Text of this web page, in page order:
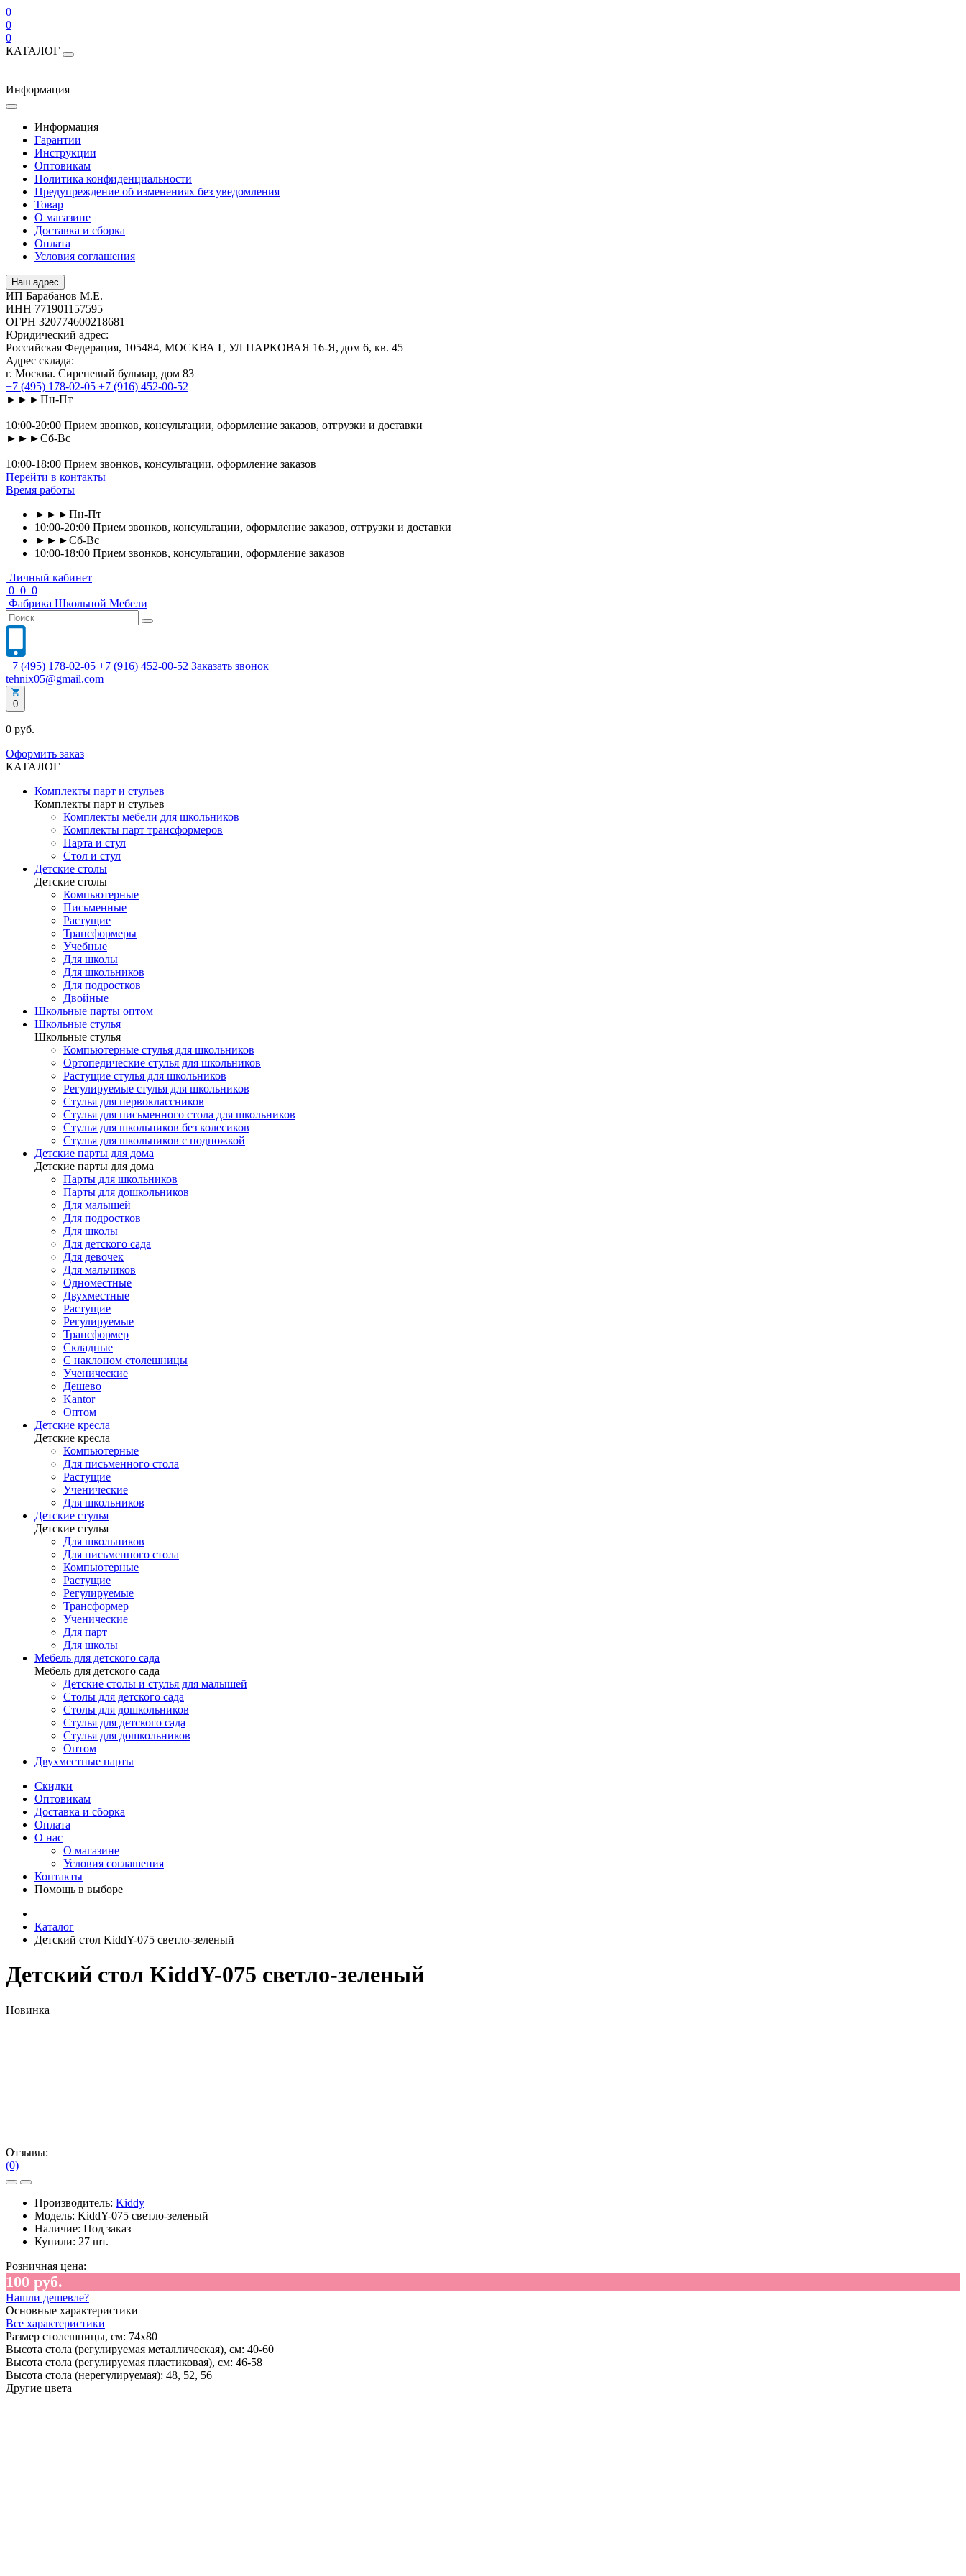
0
0
0
КАТАЛОГ
Информация
Информация
Гарантии
Инструкции
Оптовикам
Политика конфиденциальности
Предупреждение об изменениях без уведомления
Товар
О магазине
Доставка и сборка
Оплата
Условия соглашения
Наш адрес
ИП Барабанов М.Е.
ИНН 771901157595
ОГРН 320774600218681
Юридический адрес:
Российская Федерация, 105484, МОСКВА Г, УЛ ПАРКОВАЯ 16-Я, дом 6, кв. 45
Адрес склада:
г. Москва. Сиреневый бульвар, дом 83
+7 (495) 178-02-05 +7 (916) 452-00-52
►►►Пн-Пт
10:00-20:00 Прием звонков, консультации, оформление заказов, отгрузки и доставки
►►►Сб-Вс
10:00-18:00 Прием звонков, консультации, оформление заказов
Перейти в контакты
Время работы
►►►Пн-Пт
10:00-20:00 Прием звонков, консультации, оформление заказов, отгрузки и доставки
►►►Сб-Вс
10:00-18:00 Прием звонков, консультации, оформление заказов
Личный кабинет
0 0 0
Фабрика Школьной Мебели
+7 (495) 178-02-05 +7 (916) 452-00-52 Заказать звонок
tehnix05@gmail.com
0
0 руб.
Оформить заказ
КАТАЛОГ
Комплекты парт и стульев
Комплекты парт и стульев
Комплекты мебели для школьников
Комплекты парт трансформеров
Парта и стул
Стол и стул
Детские столы
Детские столы
Компьютерные
Письменные
Растущие
Трансформеры
Учебные
Для школы
Для школьников
Для подростков
Двойные
Школьные парты оптом
Школьные стулья
Школьные стулья
Компьютерные стулья для школьников
Ортопедические стулья для школьников
Растущие стулья для школьников
Регулируемые стулья для школьников
Стулья для первоклассников
Стулья для письменного стола для школьников
Стулья для школьников без колесиков
Стулья для школьников с подножкой
Детские парты для дома
Детские парты для дома
Парты для школьников
Парты для дошкольников
Для малышей
Для подростков
Для школы
Для детского сада
Для девочек
Для мальчиков
Одноместные
Двухместные
Растущие
Регулируемые
Трансформер
Складные
С наклоном столешницы
Ученические
Дешево
Kantor
Оптом
Детские кресла
Детские кресла
Компьютерные
Для письменного стола
Растущие
Ученические
Для школьников
Детские стулья
Детские стулья
Для школьников
Для письменного стола
Компьютерные
Растущие
Регулируемые
Трансформер
Ученические
Для парт
Для школы
Мебель для детского сада
Мебель для детского сада
Детские столы и стулья для малышей
Столы для детского сада
Столы для дошкольников
Стулья для детского сада
Стулья для дошкольников
Оптом
Двухместные парты
Скидки
Оптовикам
Доставка и сборка
Оплата
О нас
О магазине
Условия соглашения
Контакты
Помощь в выборе
Каталог
Детский стол KiddY-075 светло-зеленый
Детский стол KiddY-075 светло-зеленый
Новинка
Отзывы:
(0)
Производитель: Kiddy
Модель: KiddY-075 светло-зеленый
Наличие: Под заказ
Купили: 27 шт.
Розничная цена:
100 руб.
Нашли дешевле?
Основные характеристики
Все характеристики
Размер столешницы, см: 74х80
Высота стола (регулируемая металлическая), см: 40-60
Высота стола (регулируемая пластиковая), см: 46-58
Высота стола (нерегулируемая): 48, 52, 56
Другие цвета